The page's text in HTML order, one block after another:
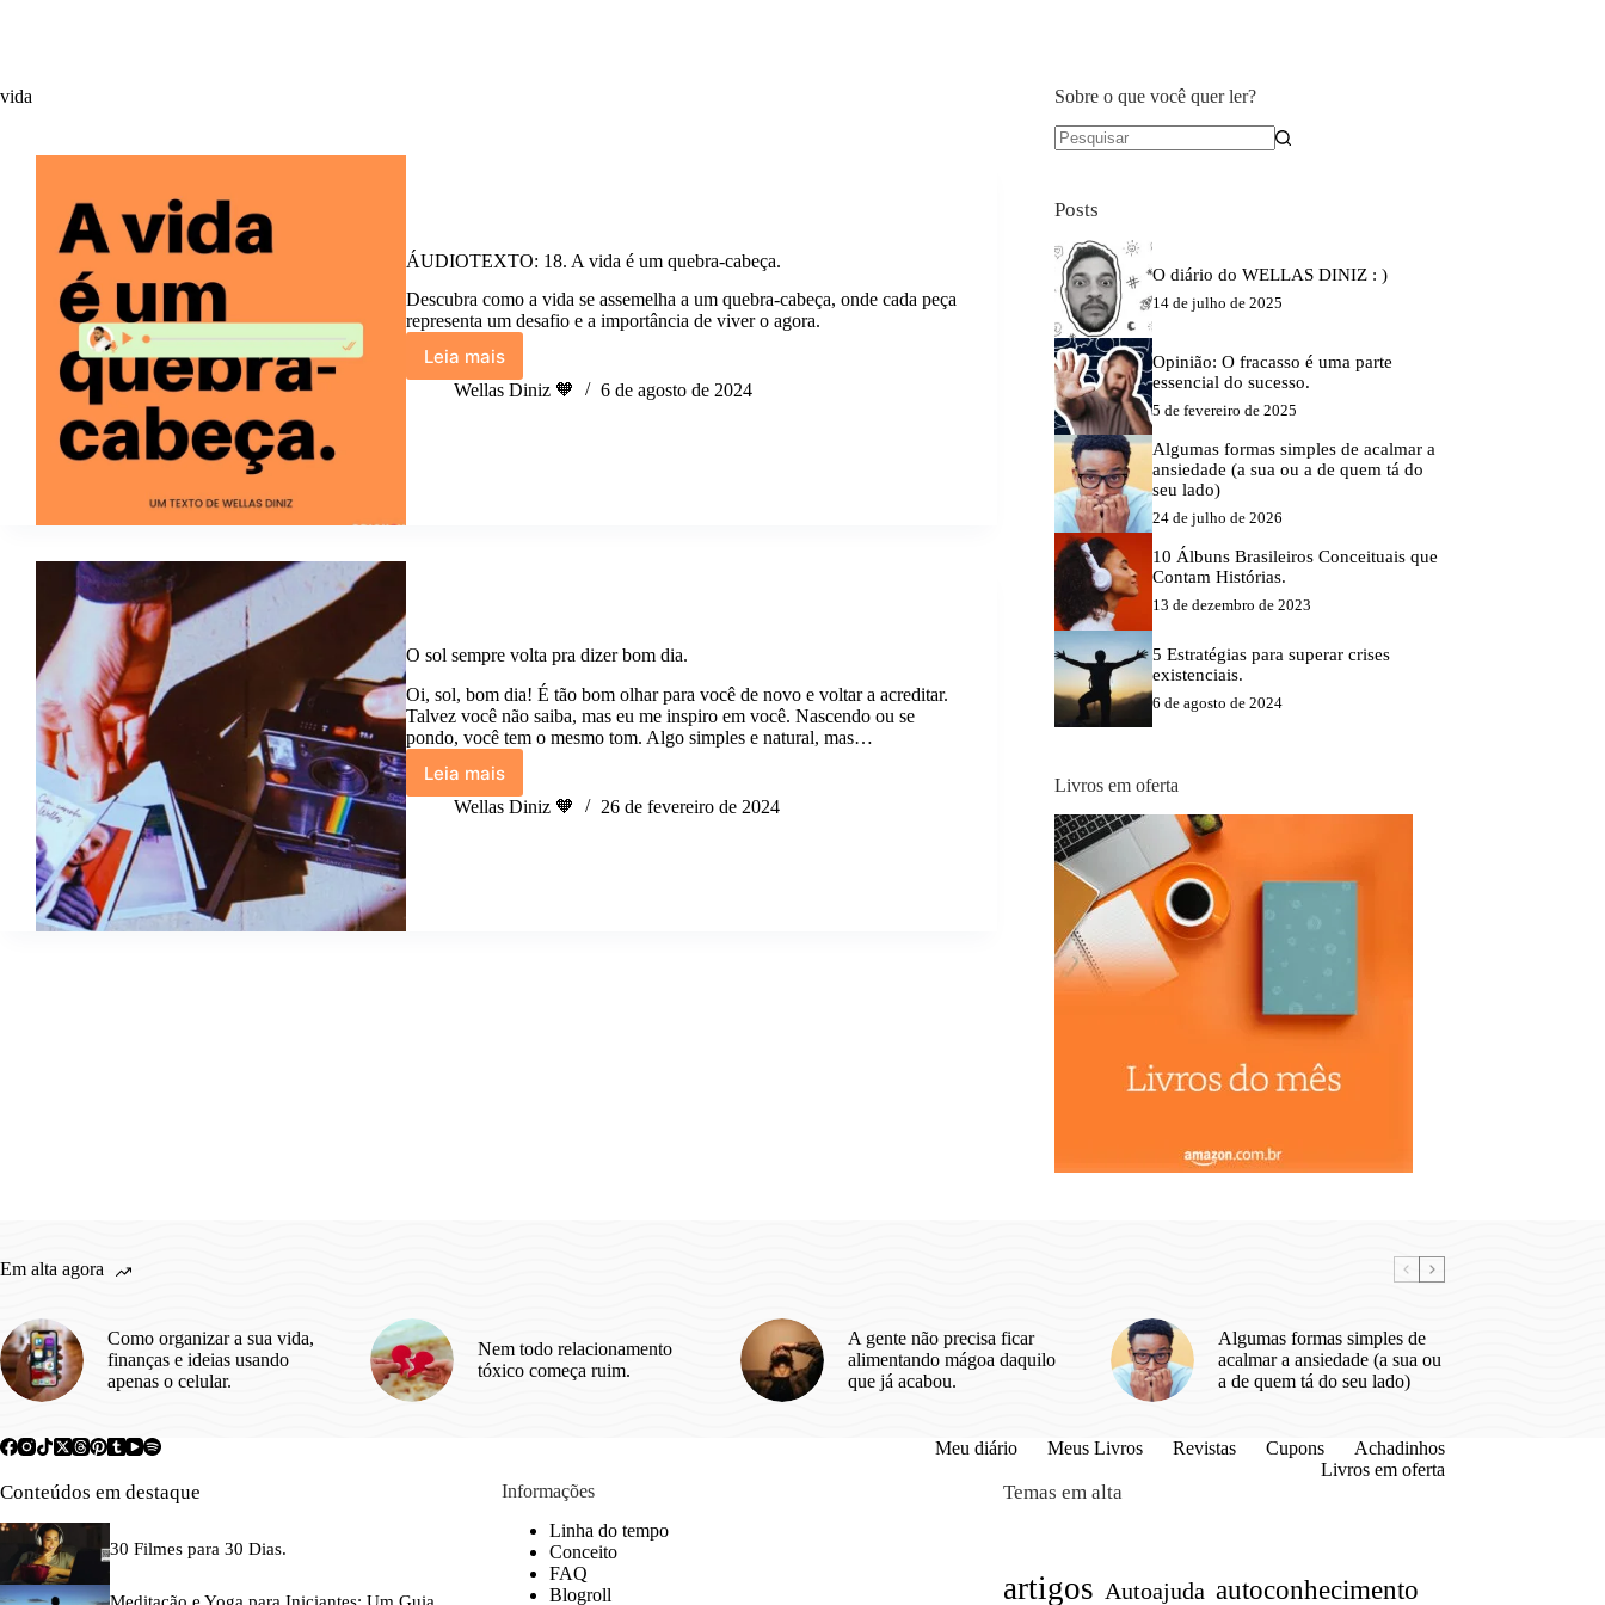
vida
ÁUDIOTEXTO: 18. A vida é um quebra-cabeça.
Descubra como a vida se assemelha a um quebra-cabeça, onde cada peça
representa um desafio e a importância de viver o agora.
Leia maisÁUDIOTEXTO:
18.
Wellas Diniz 🧡 6 de agosto de 2024
O sol sempre volta pra dizer bom dia.
Oi, sol, bom dia! É tão bom olhar para você de novo e voltar a acreditar.
Talvez você não saiba, mas eu me inspiro em você. Nascendo ou se
pondo, você tem o mesmo tom. Algo simples e natural, mas…
Leia mais
O
sol
Wellas Diniz 🧡 26 de fevereiro de 2024
Sobre o que você quer ler?
Posts
O diário do WELLAS DINIZ : )
14 de julho de 2025
Opinião: O fracasso é uma parte
essencial do sucesso.
5 de fevereiro de 2025
Algumas formas simples de acalmar a
ansiedade (a sua ou a de quem tá do
seu lado)
24 de julho de 2026
10 Álbuns Brasileiros Conceituais que
Contam Histórias.
13 de dezembro de 2023
5 Estratégias para superar crises
existenciais.
6 de agosto de 2024
Livros em oferta
Em alta agora
Como organizar a sua vida,
finanças e ideias usando
apenas o celular.
Nem todo relacionamento
tóxico começa ruim.
A gente não precisa ficar
alimentando mágoa daquilo
que já acabou.
Algumas formas simples de
acalmar a ansiedade (a sua ou
a de quem tá do seu lado)
Meu diário Meus Livros Revistas Cupons
Achadinhos
Livros em oferta
Conteúdos em destaque
30 Filmes para 30 Dias.
Meditação e Yoga para Iniciantes: Um Guia
Informações
Linha do tempo
Conceito
FAQ
Blogroll
Temas em alta
artigos Autoajuda autoconhecimento